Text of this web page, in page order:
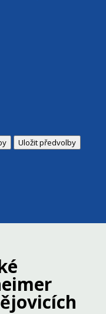
Uložit předvolby